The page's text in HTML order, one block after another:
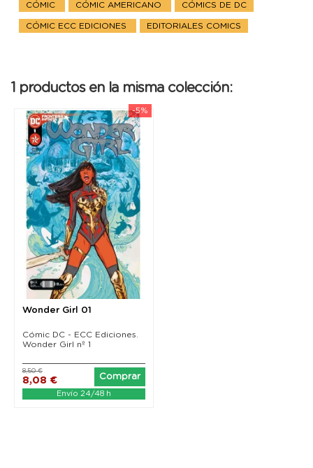
CÓMIC CÓMIC AMERICANO CÓMICS DE DC
CÓMIC ECC EDICIONES EDITORIALES COMICS
1 productos en la misma colección:
-5%
Wonder Girl 01
Cómic DC - ECC Ediciones.
Wonder Girl nº 1
8,08 €
8,50 €
Comprar
Envío 24/48 h